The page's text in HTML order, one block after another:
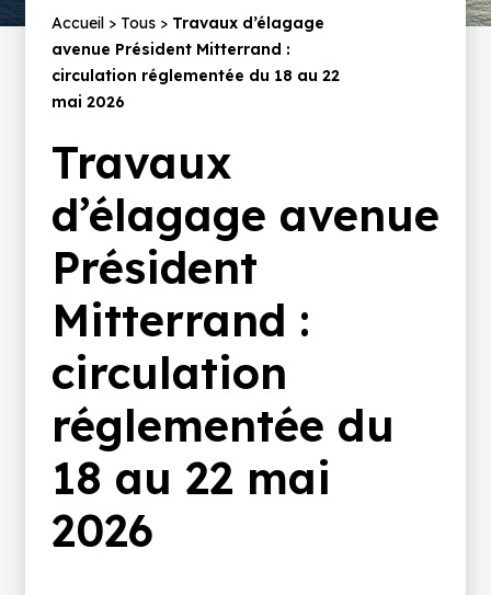
Fil
d'Ariane
Accueil Tous
Travaux d’élagage
avenue Président Mitterrand :
circulation réglementée du 18 au 22
mai 2026
Travaux
d’élagage avenue
Président
Mitterrand :
circulation
réglementée du
18 au 22 mai
2026